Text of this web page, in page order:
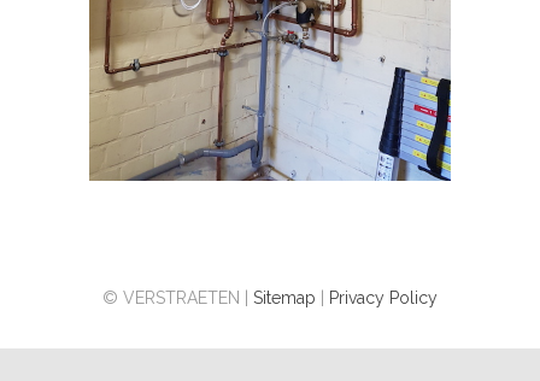
© VERSTRAETEN | Sitemap Privacy Policy